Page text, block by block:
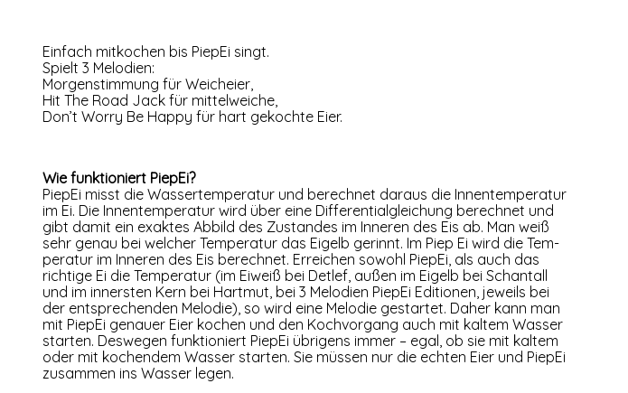
Ein­fach mit­ko­chen bis Pie­pEi singt.
Spielt 3 Melodien:
Mor­gen­stim­mung für Weicheier,
Hit The Road Jack für mittelweiche,
Don’t Worry Be Hap­py für hart gekoch­te Eier.
Wie funk­tio­niert PiepEi?
Pie­pEi misst die Was­ser­tem­pe­ra­tur und berech­net dar­aus die Innen­tem­pe­ra­tur
im Ei. Die Innen­tem­pe­ra­tur wird über eine Dif­fe­ren­ti­al­glei­chung berech­net und
gibt damit ein exak­tes Abbild des Zustan­des im Inne­ren des Eis ab. Man weiß
sehr genau bei wel­cher Tem­pe­ra­tur das Eigelb gerinnt. Im Piep Ei wird die Tem­
pe­ra­tur im Inne­ren des Eis berech­net. Errei­chen sowohl Pie­pEi, als auch das
rich­ti­ge Ei die Tem­pe­ra­tur (im Eiweiß bei Det­lef, außen im Eigelb bei Schan­tall
und im inners­ten Kern bei Hart­mut, bei 3 Melo­dien Pie­pEi Edi­tio­nen, jeweils bei
der ent­spre­chen­den Melo­die), so wird eine Melo­die gestar­tet. Daher kann man
mit Pie­pEi genau­er Eier kochen und den Koch­vor­gang auch mit kal­tem Was­ser
star­ten. Des­we­gen funk­tio­niert Pie­pEi übri­gens immer – egal, ob sie mit kal­tem
oder mit kochen­dem Was­ser star­ten. Sie müs­sen nur die ech­ten Eier und Pie­pEi
zusam­men ins Was­ser legen.